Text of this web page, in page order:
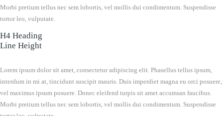
Morbi pretium tellus nec sem lobortis, vel mollis dui condimentum. Suspendisse
tortor leo, vulputate.
H4 Heading
Line Height
Lorem ipsum dolor sit amet, consectetur adipiscing elit. Phasellus tellus ipsum,
interdum in mi at, tincidunt suscipit mauris. Duis imperdiet magna eu orci posuere,
vel maximus ipsum posuere. Donec eleifend turpis sit amet accumsan faucibus.
Morbi pretium tellus nec sem lobortis, vel mollis dui condimentum. Suspendisse